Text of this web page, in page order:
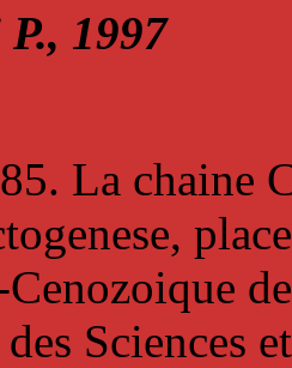
1997
La chaine
Sciences